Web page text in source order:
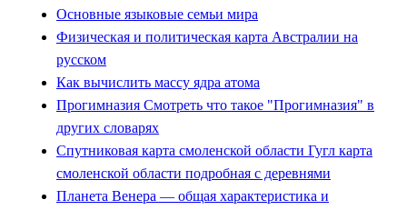
Основные языковые семьи мира
Физическая и политическая карта Австралии на
русском
Как вычислить массу ядра атома
Прогимназия Смотреть что такое "Прогимназия" в
других словарях
Спутниковая карта смоленской области Гугл карта
смоленской области подробная с деревнями
Планета Венера — общая характеристика и